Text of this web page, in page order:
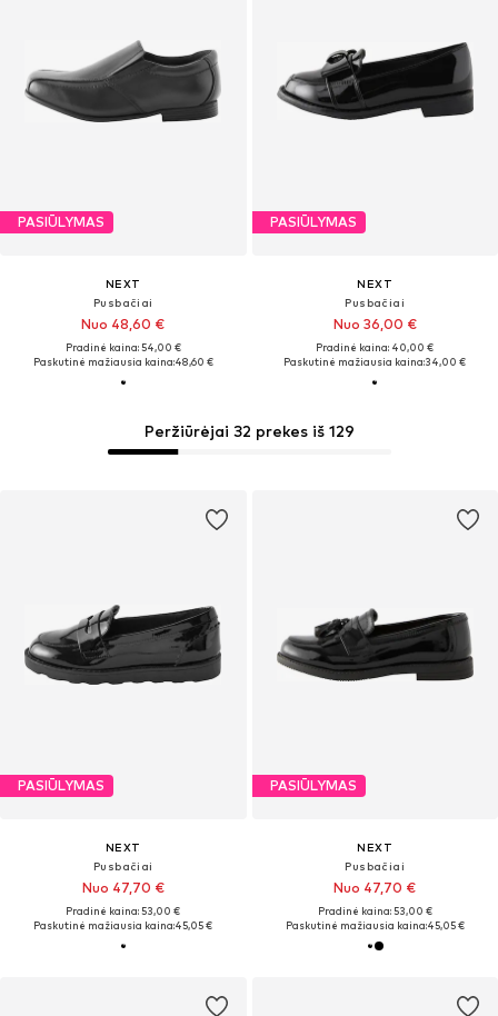
PASIŪLYMAS
NEXT
Pusbačiai
Nuo 48,60 €
Pradinė kaina: 54,00 €
Paskutinė mažiausia kaina:48,60 €
PASIŪLYMAS
NEXT
Pusbačiai
Nuo 36,00 €
Pradinė kaina: 40,00 €
Paskutinė mažiausia kaina:34,00 €
PASIŪLYMAS
NEXT
Pusbačiai
Nuo 47,70 €
Pradinė kaina: 53,00 €
Paskutinė mažiausia kaina:45,05 €
Peržiūrėjai 32 prekes iš 129
PASIŪLYMAS
NEXT
Pusbačiai
Nuo 47,70 €
Pradinė kaina: 53,00 €
Paskutinė mažiausia kaina:45,05 €